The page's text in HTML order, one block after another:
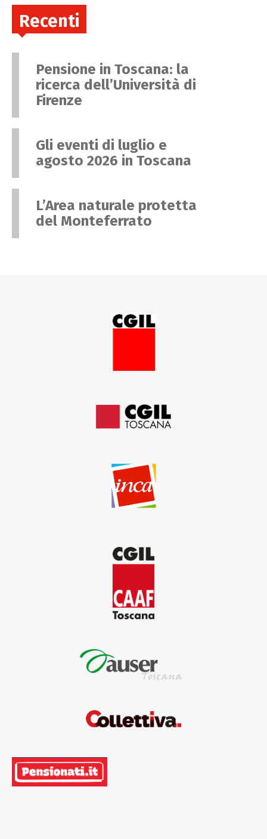
Recenti
Pensione in Toscana: la
ricerca dell’Università di
Firenze
Gli eventi di luglio e
agosto 2026 in Toscana
L’Area naturale protetta
del Monteferrato